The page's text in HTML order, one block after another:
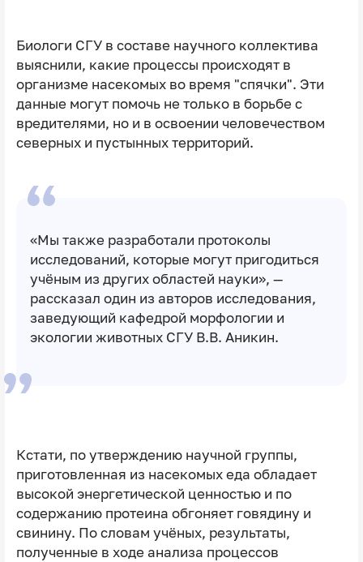
Биологи СГУ в составе научного коллектива
выяснили, какие процессы происходят в
организме насекомых во время "спячки". Эти
данные могут помочь не только в борьбе с
вредителями, но и в освоении человечеством
северных и пустынных территорий.
«Мы также разработали протоколы
исследований, которые могут пригодиться
учёным из других областей науки», —
рассказал один из авторов исследования,
заведующий кафедрой морфологии и
экологии животных СГУ В.В. Аникин.
Кстати, по утверждению научной группы,
приготовленная из насекомых еда обладает
высокой энергетической ценностью и по
содержанию протеина обгоняет говядину и
свинину. По словам учёных, результаты,
полученные в ходе анализа процессов